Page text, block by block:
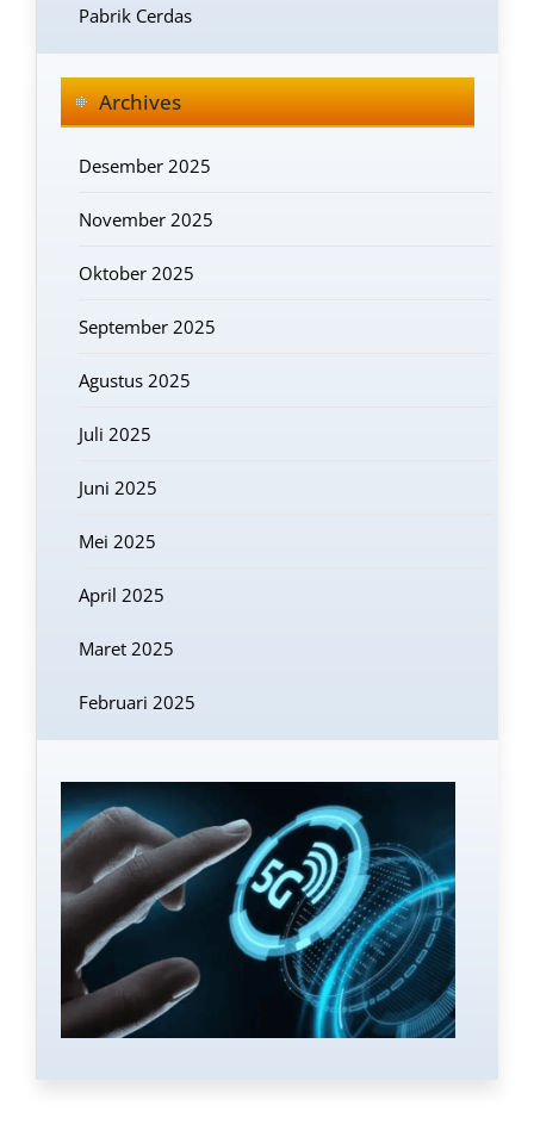
Pabrik Cerdas
Archives
Desember 2025
November 2025
Oktober 2025
September 2025
Agustus 2025
Juli 2025
Juni 2025
Mei 2025
April 2025
Maret 2025
Februari 2025